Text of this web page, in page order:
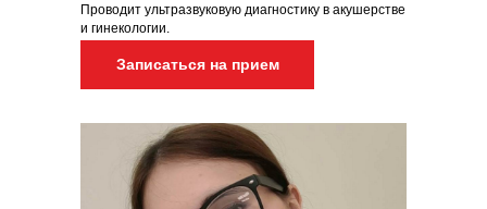
Записаться на прием
Проводит ультразвуковую диагностику в акушерстве
и гинекологии.